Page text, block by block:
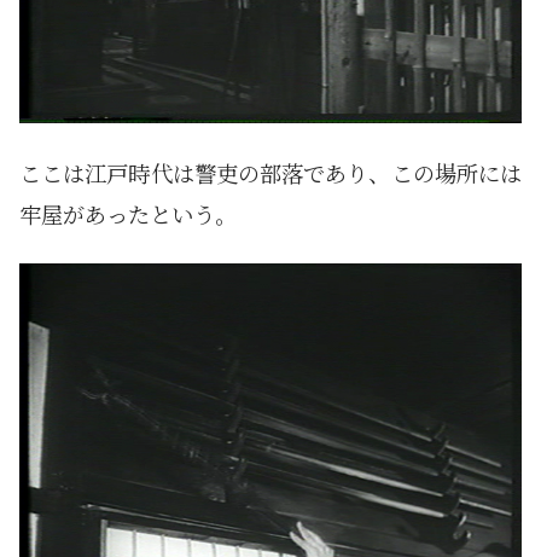
ここは江戸時代は警吏の部落であり、この場所には
牢屋があったという。